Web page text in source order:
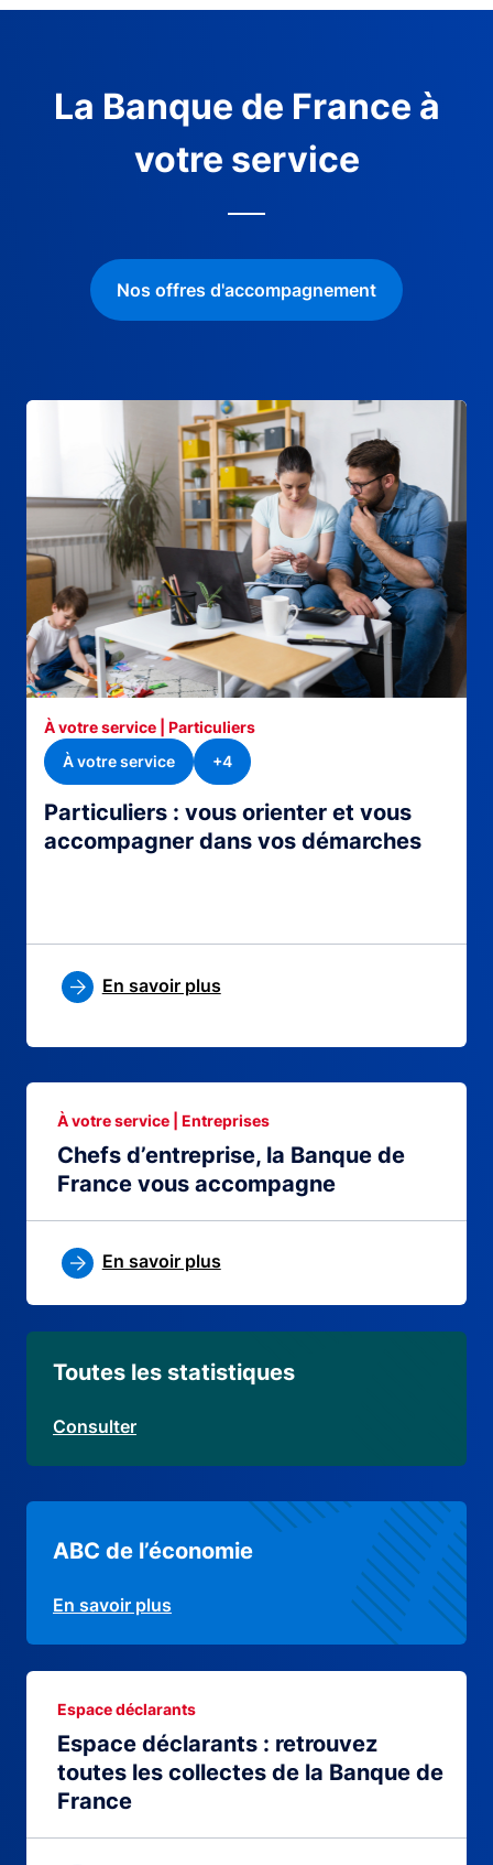
La Banque de France à
votre service
Nos offres d'accompagnement
Particuliers : vous orienter et vous
accompagner dans vos démarches
À votre service | Particuliers
À votre service
+4
En savoir plus
Chefs d’entreprise, la Banque de
France vous accompagne
À votre service | Entreprises
En savoir plus
Toutes les statistiques
Consulter
ABC de l’économie
En savoir plus
Espace déclarants : retrouvez
toutes les collectes de la Banque de
France
Espace déclarants